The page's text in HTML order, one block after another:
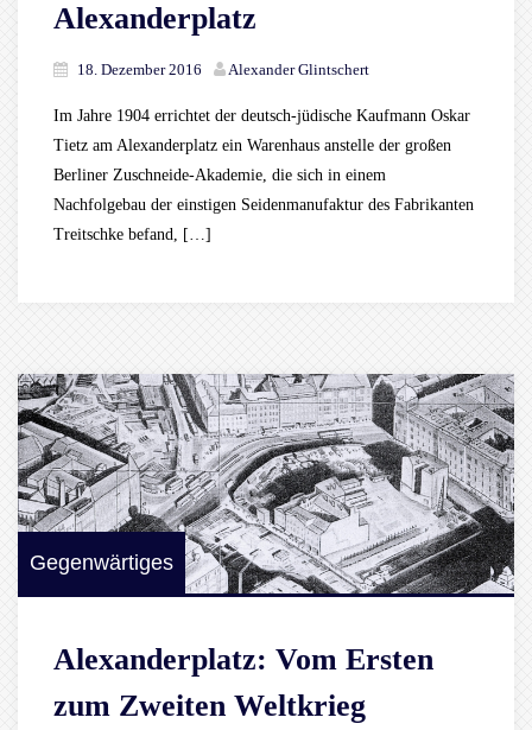
Alexanderplatz
18. Dezember 2016 Alexander Glintschert
Im Jahre 1904 errichtet der deutsch-jüdische Kaufmann Oskar
Tietz am Alexanderplatz ein Warenhaus anstelle der großen
Berliner Zuschneide-Akademie, die sich in einem
Nachfolgebau der einstigen Seidenmanufaktur des Fabrikanten
Treitschke befand, […]
Gegenwärtiges
Alexanderplatz: Vom Ersten
zum Zweiten Weltkrieg